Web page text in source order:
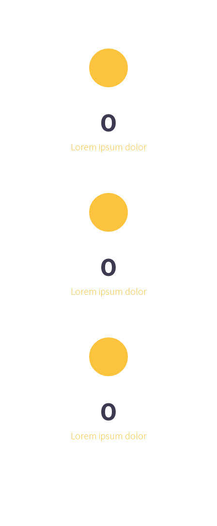
0
Lorem ipsum dolor
0
Lorem ipsum dolor
0
Lorem ipsum dolor